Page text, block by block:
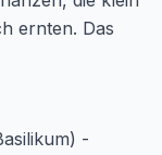
ernten. Das
-